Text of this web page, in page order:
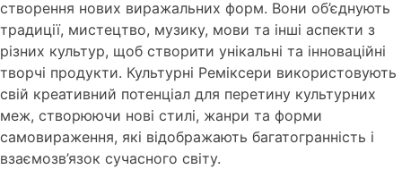
створення нових виражальних форм. Вони об’єднують
традиції, мистецтво, музику, мови та інші аспекти з
різних культур, щоб створити унікальні та інноваційні
творчі продукти. Культурні Реміксери використовують
свій креативний потенціал для перетину культурних
меж, створюючи нові стилі, жанри та форми
самовираження, які відображають багатогранність і
взаємозв’язок сучасного світу.